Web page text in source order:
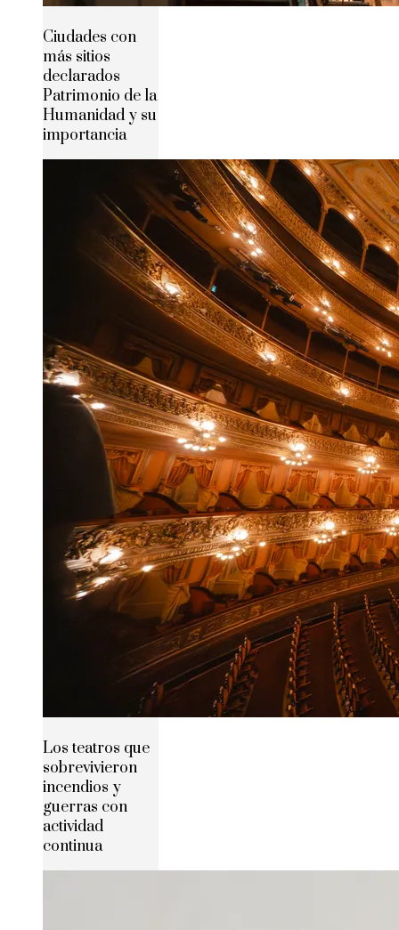
Ciudades con
más sitios
declarados
Patrimonio de la
Humanidad y su
importancia
Los teatros que
sobrevivieron
incendios y
guerras con
actividad
continua